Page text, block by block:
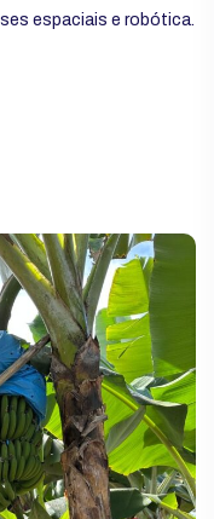
espaciais e robótica.